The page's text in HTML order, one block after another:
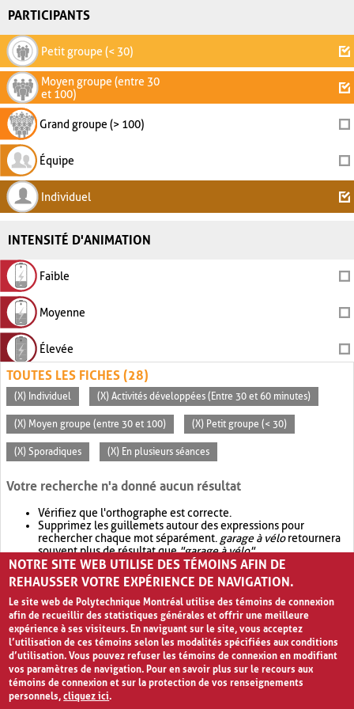
PARTICIPANTS
Petit groupe (< 30)
Moyen groupe (entre 30
et 100)
Grand groupe (> 100)
Équipe
Individuel
INTENSITÉ D'ANIMATION
Faible
Moyenne
Élevée
TOUTES LES FICHES (28)
(X) Individuel (X) Activités développées (Entre 30 et 60 minutes)
(X) Moyen groupe (entre 30 et 100) (X) Petit groupe (< 30)
(X) Sporadiques (X) En plusieurs séances
Votre recherche n'a donné aucun résultat
Vérifiez que l'orthographe est correcte.
Supprimez les guillemets autour des expressions pour
rechercher chaque mot séparément. garage à véloretournera
souvent plus de résultat que"garage à vélo".
Envisagez d'élargir votre recherche avec OR.garage OR vélo
retournera souvent plus de résultat quegarage à vélo
NOTRE SITE WEB UTILISE DES TÉMOINS AFIN DE
REHAUSSER VOTRE EXPÉRIENCE DE NAVIGATION.
Le site web de Polytechnique Montréal utilise des témoins de connexion
afin de recueillir des statistiques générales et offrir une meilleure
expérience à ses visiteurs. En naviguant sur le site, vous acceptez
l’utilisation de ces témoins selon les modalités spécifiées aux conditions
d’utilisation. Vous pouvez refuser les témoins de connexion en modifiant
vos paramètres de navigation. Pour en savoir plus sur le recours aux
témoins de connexion et sur la protection de vos renseignements
personnels,cliquez ici.